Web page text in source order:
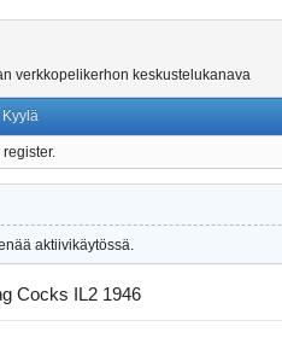
verkkopelikerhon keskustelukanava
Kyylä
aktiivikäytössä.
Cocks IL2 1946